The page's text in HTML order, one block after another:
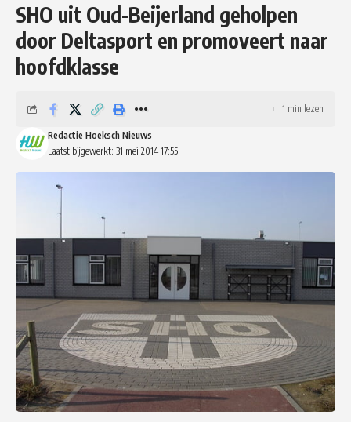
SHO uit Oud-Beijerland geholpen
door Deltasport en promoveert naar
hoofdklasse
Laatst bijgewerkt: 31 mei 2014 17:55
Redactie Hoeksch Nieuws
1 min lezen